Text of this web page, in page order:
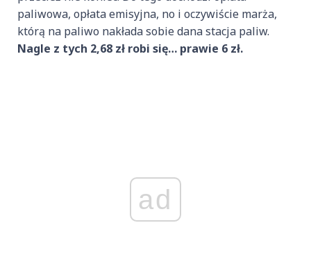
paliwowa, opłata emisyjna, no i oczywiście marża,
którą na paliwo nakłada sobie dana stacja paliw.
Nagle z tych 2,68 zł robi się… prawie 6 zł.
ad